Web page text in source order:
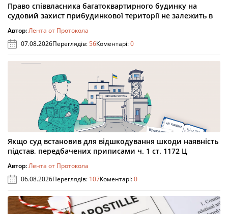
Право співвласника багатоквартирного будинку на
судовий захист прибудинкової території не залежить в
Автор:Лента от Протокола
07.08.2026Переглядів:56Коментарі:0
Якщо суд встановив для відшкодування шкоди наявність
підстав, передбачених приписами ч. 1 ст. 1172 Ц
Автор:Лента от Протокола
06.08.2026Переглядів: 107Коментарі:0